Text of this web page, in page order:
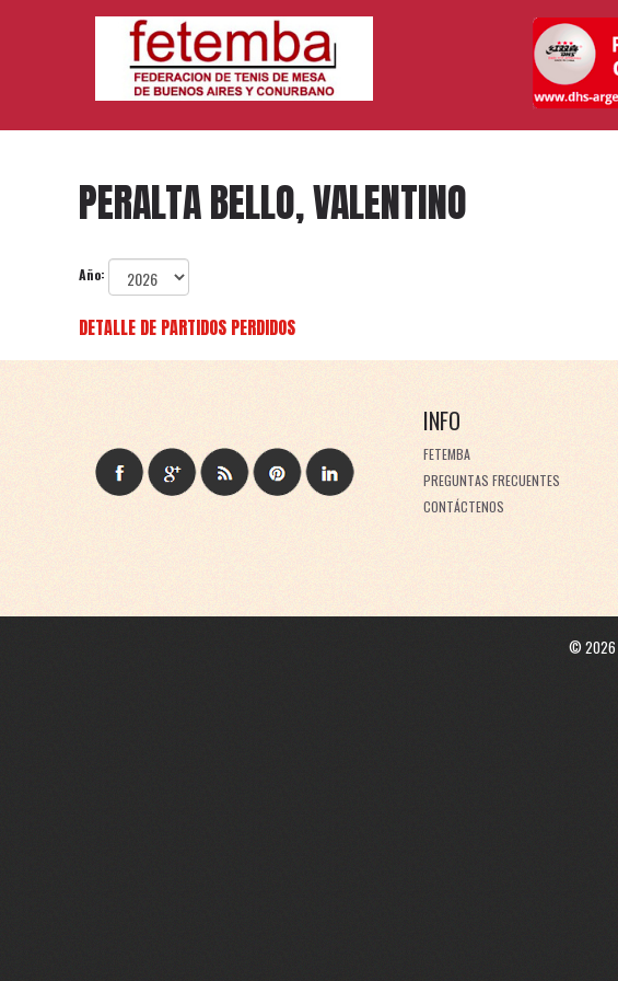
PERALTA BELLO, VALENTINO
Año:
DETALLE DE PARTIDOS PERDIDOS
INFO
FETEMBA
PREGUNTAS FRECUENTES
CONTÁCTENOS
© 2026